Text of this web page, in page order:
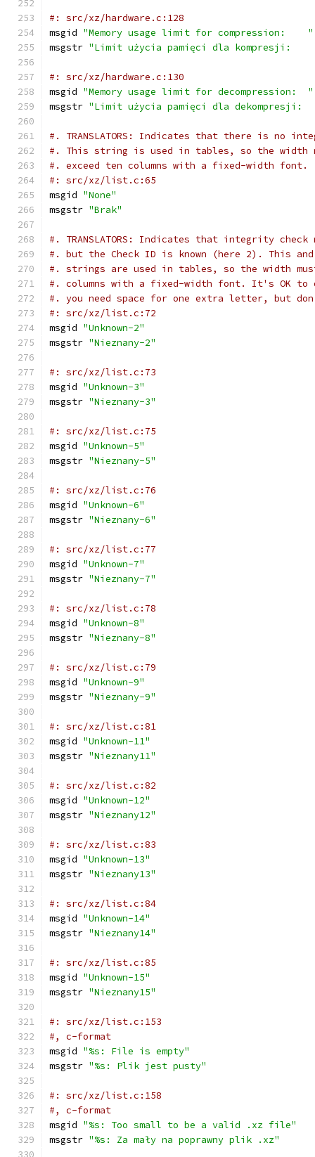
#: src/xz/hardware.c:128
msgid "Memory usage limit for compression:    "
msgstr "Limit użycia pamięci dla kompresji:
#: src/xz/hardware.c:130
msgid "Memory usage limit for decompression:  "
msgstr "Limit użycia pamięci dla dekompresji:
#. TRANSLATORS: Indicates that there is no
#. This string is used in tables, so the width
#. exceed ten columns with a fixed-width font.
#: src/xz/list.c:65
msgid "None"
msgstr "Brak"
#. TRANSLATORS: Indicates that integrity check
#. but the Check ID is known (here 2). This and
#. strings are used in tables, so the width
#. columns with a fixed-width font. It's OK to
#. you need space for one extra letter, but
#: src/xz/list.c:72
msgid "Unknown-2"
msgstr "Nieznany-2"
#: src/xz/list.c:73
msgid "Unknown-3"
msgstr "Nieznany-3"
#: src/xz/list.c:75
msgid "Unknown-5"
msgstr "Nieznany-5"
#: src/xz/list.c:76
msgid "Unknown-6"
msgstr "Nieznany-6"
#: src/xz/list.c:77
msgid "Unknown-7"
msgstr "Nieznany-7"
#: src/xz/list.c:78
msgid "Unknown-8"
msgstr "Nieznany-8"
#: src/xz/list.c:79
msgid "Unknown-9"
msgstr "Nieznany-9"
#: src/xz/list.c:81
msgid "Unknown-11"
msgstr "Nieznany11"
#: src/xz/list.c:82
msgid "Unknown-12"
msgstr "Nieznany12"
#: src/xz/list.c:83
msgid "Unknown-13"
msgstr "Nieznany13"
#: src/xz/list.c:84
msgid "Unknown-14"
msgstr "Nieznany14"
#: src/xz/list.c:85
msgid "Unknown-15"
msgstr "Nieznany15"
#: src/xz/list.c:153
#, c-format
msgid "%s: File is empty"
msgstr "%s: Plik jest pusty"
#: src/xz/list.c:158
#, c-format
msgid "%s: Too small to be a valid .xz file"
msgstr "%s: Za mały na poprawny plik .xz"